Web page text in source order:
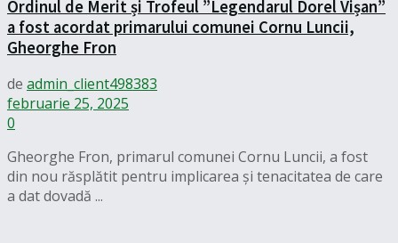
Ordinul de Merit și Trofeul ”Legendarul Dorel Vișan”
a fost acordat primarului comunei Cornu Luncii,
Gheorghe Fron
de admin_client498383
februarie 25, 2025
0
Gheorghe Fron, primarul comunei Cornu Luncii, a fost
din nou răsplătit pentru implicarea și tenacitatea de care
a dat dovadă ...